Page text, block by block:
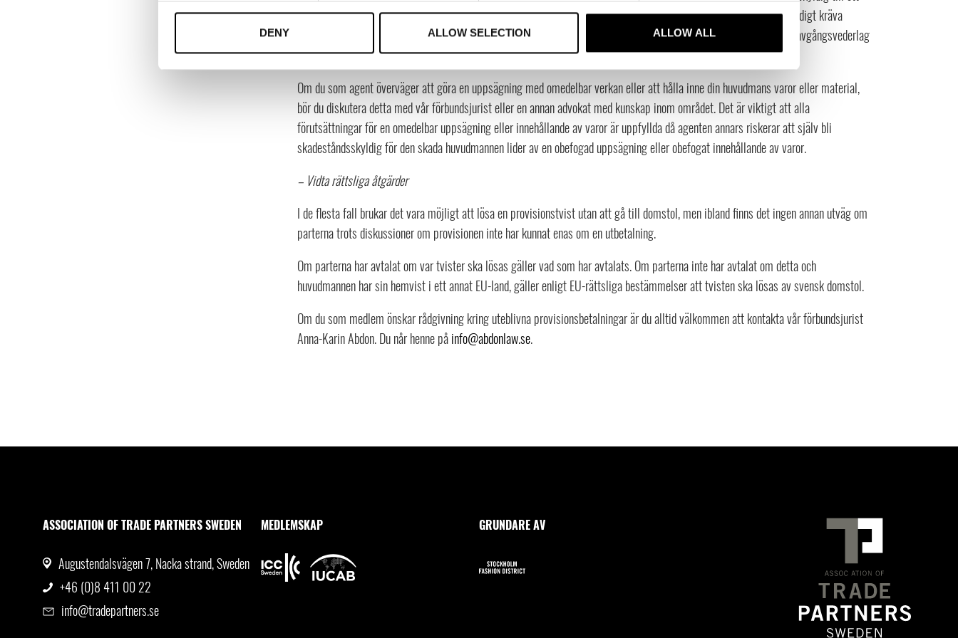
DENY ALLOW SELECTION ALLOW ALL
väsentligt avtalsbrott. Detta kan i sig berättiga agenten att säga upp agentavtalet med omedelbar verkan och samtidigt kräva
huvudmannen på skadestånd för utebliven uppsägningstid och avgångsvederlag (förutsatt att förutsättningarna för avgångsvederlag
är uppfyllda).
Om du som agent överväger att göra en uppsägning med omedelbar verkan eller att hålla inne din huvudmans varor eller material,
bör du diskutera detta med vår förbundsjurist eller en annan advokat med kunskap inom området. Det är viktigt att alla
förutsättningar för en omedelbar uppsägning eller innehållande av varor är uppfyllda då agenten annars riskerar att själv bli
skadeståndsskyldig för den skada huvudmannen lider av en obefogad uppsägning eller obefogat innehållande av varor.
– Vidta rättsliga åtgärder
I de flesta fall brukar det vara möjligt att lösa en provisionstvist utan att gå till domstol, men ibland finns det ingen annan utväg om
parterna trots diskussioner om provisionen inte har kunnat enas om en utbetalning.
Om parterna har avtalat om var tvister ska lösas gäller vad som har avtalats. Om parterna inte har avtalat om detta och
huvudmannen har sin hemvist i ett annat EU-land, gäller enligt EU-rättsliga bestämmelser att tvisten ska lösas av svensk domstol.
Om du som medlem önskar rådgivning kring uteblivna provisionsbetalningar är du alltid välkommen att kontakta vår förbundsjurist
Anna-Karin Abdon. Du når henne påinfo@abdonlaw.se.
ASSOCIATION OF TRADE PARTNERS SWEDEN
Augustendalsvägen 7, Nacka strand, Sweden
+46 (0)8 411 00 22
info@tradepartners.se
MEDLEMSKAP GRUNDARE AV